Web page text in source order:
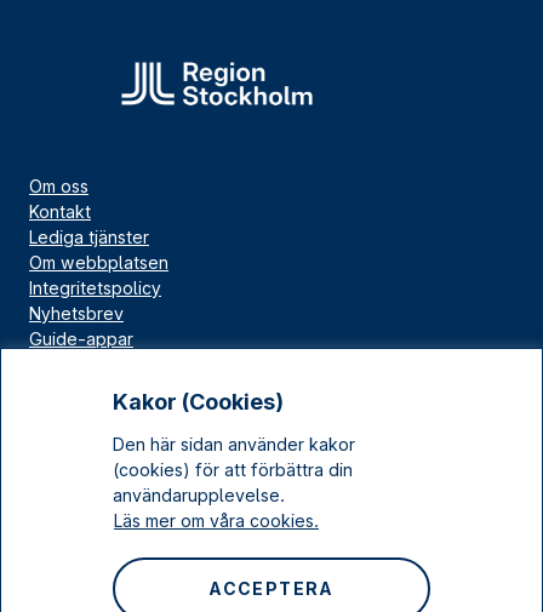
Kakor (Cookies)
Den här sidan använder kakor
(cookies) för att förbättra din
användarupplevelse.
Läs mer om våra cookies.
ACCEPTERA
Om oss
Kontakt
Lediga tjänster
Om webbplatsen
Integritetspolicy
Nyhetsbrev
Guide-appar
Kulturarv Stockholm
Sociala medier
Instagram
LinkedIn